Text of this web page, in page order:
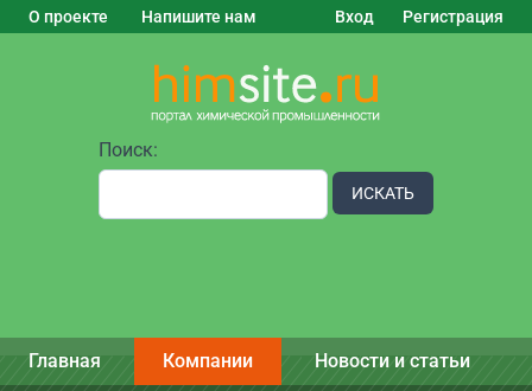
О проекте Напишите нам Вход Регистрация
Поиск:
ИСКАТЬ
Главная Компании Новости и статьи